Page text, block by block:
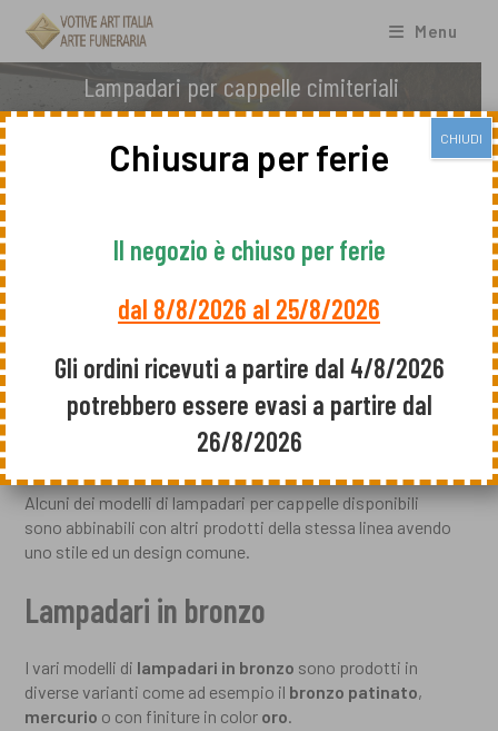
contenuto
Menu
Lampadari per cappelle cimiteriali
Lampadari per cappelle votivi in
bronzo e acciaio
Votive Art Italia producelampadari per cappelle
acciaio.
Sul nostro catalogo sono disponibili diverse linee di
lampadari, classificate in:
Lampadari in bronzo(Cista, Idria, Cotile).
Alcuni dei modelli di lampadari per cappelle disponibili
sono abbinabili con altri prodotti della stessa linea avendo
uno stile ed un design comune.
Lampadari in bronzo
I vari modelli di lampadari in bronzo sono prodotti in
diverse varianti come ad esempio il bronzo patinato,
mercurio o con finiture in color oro.
Chiusura per ferie
Il negozio è chiuso per ferie
dal 8/8/2026 al 25/8/2026
Gli ordini ricevuti a partire dal 4/8/2026
potrebbero essere evasi a partire dal
26/8/2026
CHIUDI